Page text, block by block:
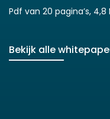
Pdf van 20 pagina’s, 4,8
Bekijk alle